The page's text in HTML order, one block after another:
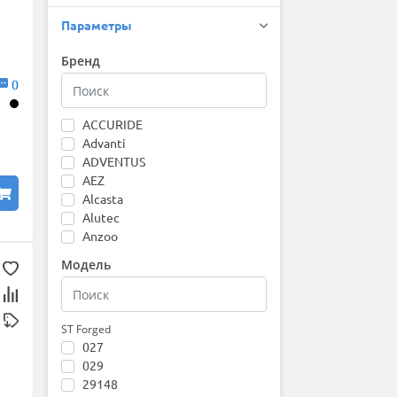
0
Параметры
Бренд
ACCURIDE
Advanti
ADVENTUS
AEZ
Alcasta
Alutec
Anzoo
ATS
AZIMUT
CROSS STREET
Dezent
Dotz
Enkei
Fondmetal
Модель
ST Forged
027
029
29148